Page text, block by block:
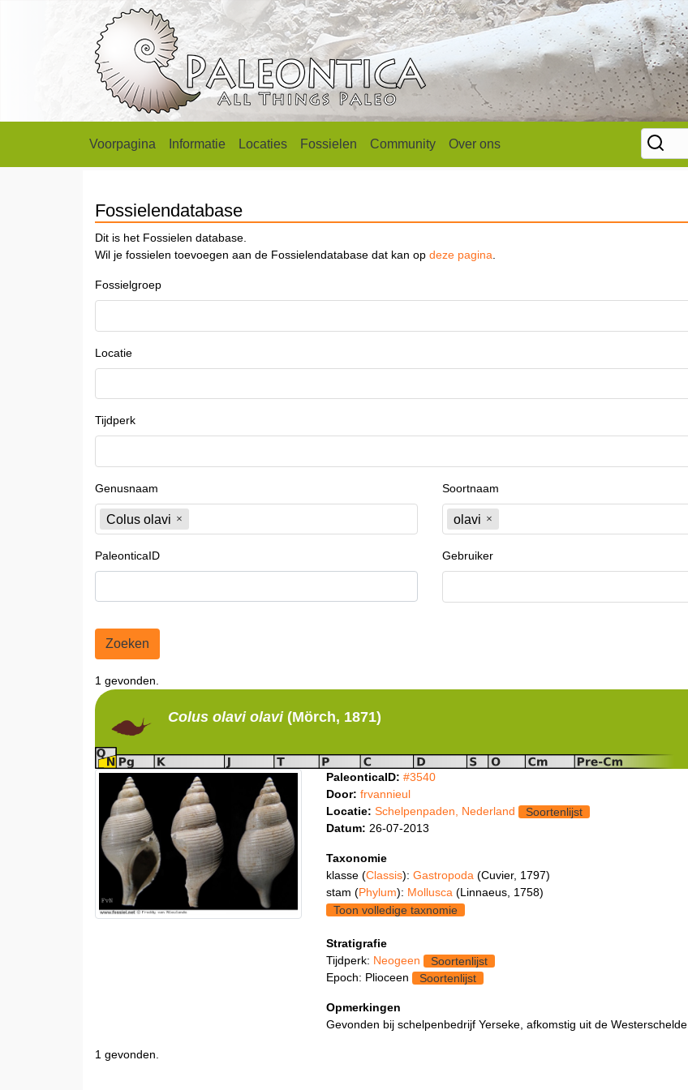
Voorpagina Informatie Locaties Fossielen Community Over ons
Fossielendatabase
Dit is het Fossielen database.
Wil je fossielen toevoegen aan de Fossielendatabase dat kan op deze pagina
Fossielgroep
Locatie
Tijdperk
Genusnaam
Colus olavi
Soortnaam
olavi
PaleonticaID Gebruiker
Zoeken
1 gevonden.
Colus olaviolavi (Mörch, 1871)
PaleonticaID: #3540
Door: frvannieul
Locatie: Schelpenpaden, Nederland
Soortenlijst
Datum: 26-07-2013
Taxonomie
klasse (Classis): Gastropoda (Cuvier, 1797)
stam (Phylum): Mollusca (Linnaeus, 1758)
Toon volledige taxnomie
Stratigrafie
Tijdperk: Neogeen
Soortenlijst
Epoch: Plioceen
Soortenlijst
Opmerkingen
Gevonden bij schelpenbedrijf Yerseke, afkomstig uit de Westerschelde.
1 gevonden.